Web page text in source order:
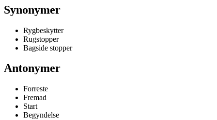
Synonymer
Rygbeskytter
Rugstopper
Bagside stopper
Antonymer
Forreste
Fremad
Start
Begyndelse